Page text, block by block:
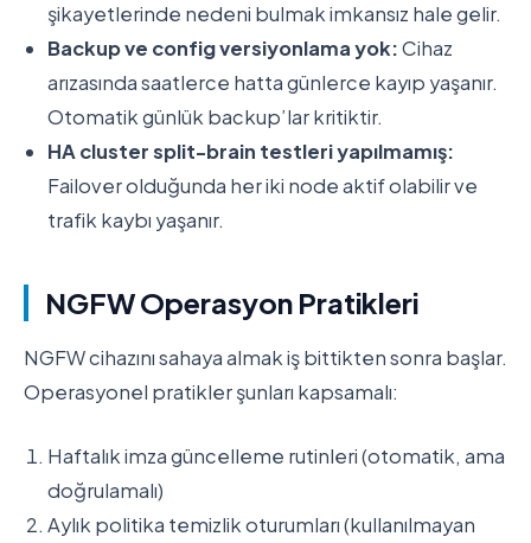
şikayetlerinde nedeni bulmak imkansız hale gelir.
Backup ve config versiyonlama yok:Cihaz
arızasında saatlerce hatta günlerce kayıp yaşanır.
Otomatik günlük backup’lar kritiktir.
HA cluster split-brain testleri yapılmamış:
Failover olduğunda her iki node aktif olabilir ve
trafik kaybı yaşanır.
NGFW Operasyon Pratikleri
NGFW cihazını sahaya almak iş bittikten sonra başlar.
Operasyonel pratikler şunları kapsamalı:
Haftalık imza güncelleme rutinleri (otomatik, ama
doğrulamalı)
Aylık politika temizlik oturumları (kullanılmayan